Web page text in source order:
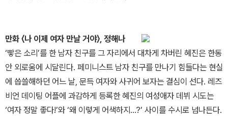
만화 〈나 이제 여자 만날 거야〉, 정해나
‘빻은 소리’를 한 남자 친구를 그 자리에서 대차게 차버린 혜진은 한동
안 외로움에 시달린다. 페미니스트 남자 친구를 만나기 힘들다는 현실
에 씁쓸해하던 어느 날, 문득 여자와 사귀어 보자는 결심이 선다. 레즈
비언 데이팅 어플에 과감하게 등록한 혜진의 여성애자 데뷔 시도는
‘여자 정말 좋다!’와 ‘왜 이렇게 어색하지…?’ 사이를 수시로 넘나든다.